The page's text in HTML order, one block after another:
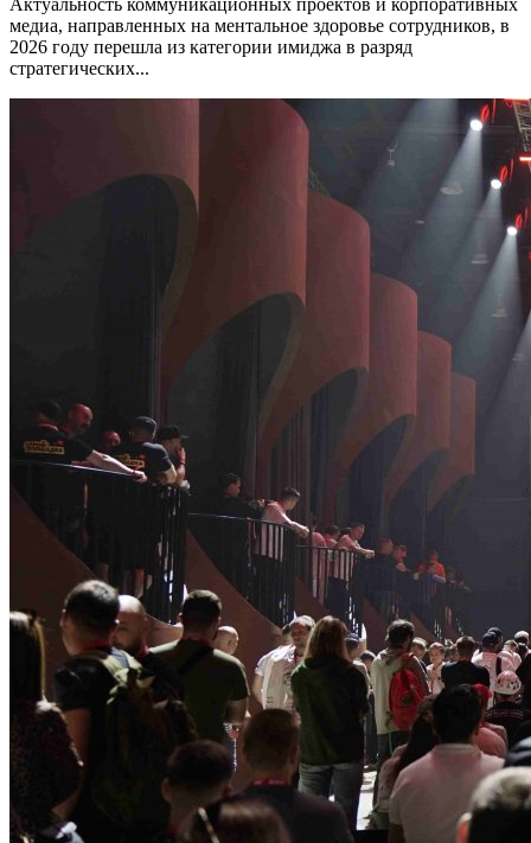
Актуальность коммуникационных проектов и корпоративных
медиа, направленных на ментальное здоровье сотрудников, в
2026 году перешла из категории имиджа в разряд
стратегических...